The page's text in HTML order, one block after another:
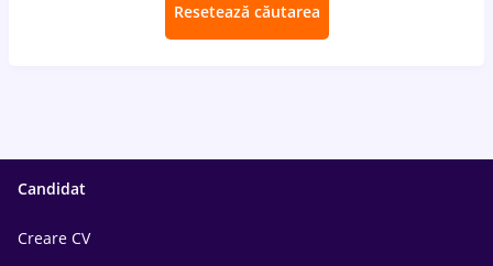
Resetează căutarea
Candidat
Creare CV